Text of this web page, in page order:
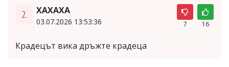
2. ХАХАХА
03.07.2026 13:53:36 7 16
Крадецът вика дръжте крадеца